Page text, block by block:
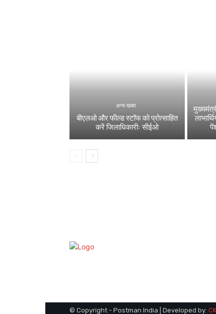
अन्य खबर
बीएलओ और फील्ड स्टॉफ को प्रोत्साहित
करें जिलाधिकारीः सीईओ
© Copyright - Postman India | Developed by: CK